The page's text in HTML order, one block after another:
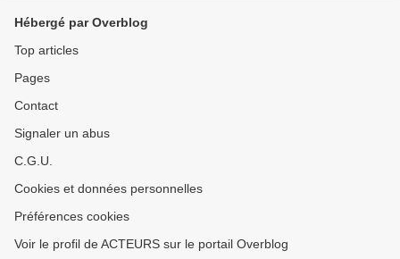
Hébergé par Overblog
Top articles
Pages
Contact
Signaler un abus
C.G.U.
Cookies et données personnelles
Préférences cookies
Voir le profil de ACTEURS sur le portail Overblog